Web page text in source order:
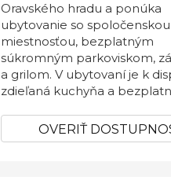
Oravského hradu a ponúka
ubytovanie so spoločenskou
miestnosťou, bezplatným
súkromným parkoviskom,
a grilom. V ubytovaní je k
zdieľaná kuchyňa a
OVERIŤ